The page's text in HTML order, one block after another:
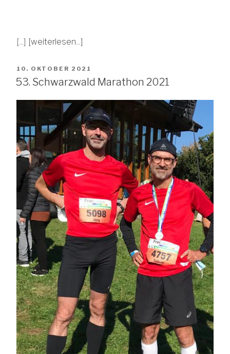
[...] [weiterlesen...]
VERÖFFENTLICHT
AM
10. OKTOBER 2021
53. Schwarzwald Marathon 2021